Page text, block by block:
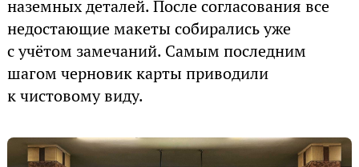
наземных деталей. После согласования все
недостающие макеты собирались уже
с учётом замечаний. Самым последним
шагом черновик карты приводили
к чистовому виду.